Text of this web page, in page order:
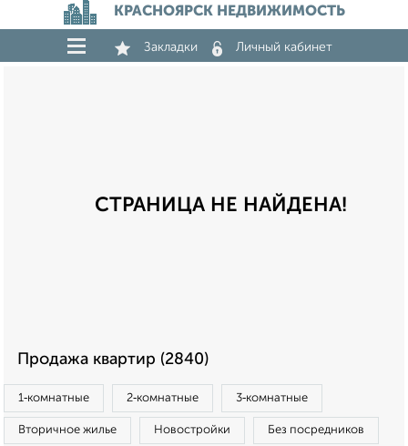
КРАСНОЯРСК НЕДВИЖИМОСТЬ
Закладки Личный кабинет
СТРАНИЦА НЕ НАЙДЕНА!
Продажа квартир (2840)
1‑комнатные 2‑комнатные 3‑комнатные
Вторичное жилье Новостройки Без посредников